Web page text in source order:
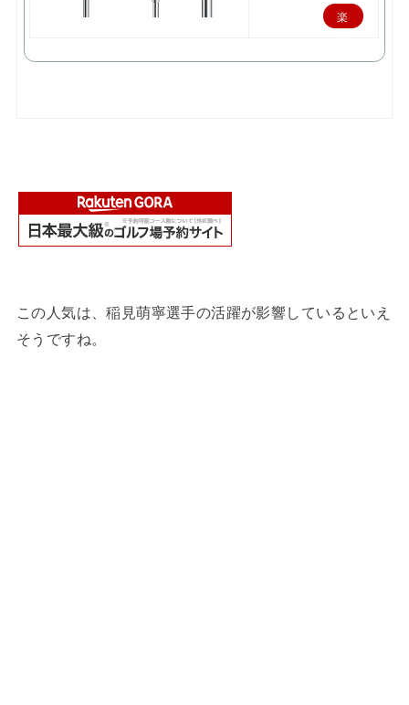
楽
で
この人気は、稲見萌寧選手の活躍が影響しているといえ
そうですね。